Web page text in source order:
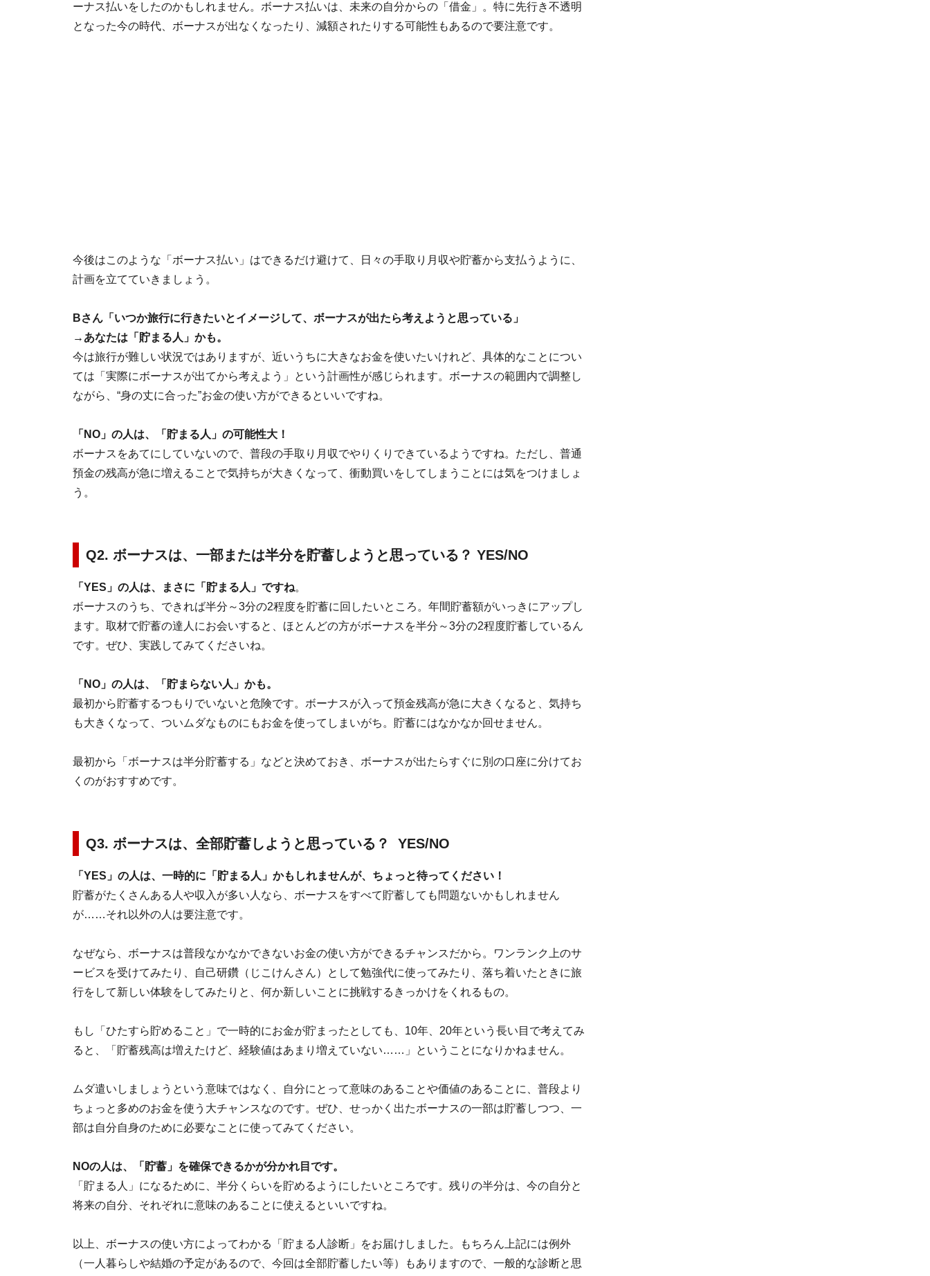
ーナス払いをしたのかもしれません。ボーナス払いは、未来の自分からの「借金」。特に先行き不透明
となった今の時代、ボーナスが出なくなったり、減額されたりする可能性もあるので要注意です。
今後はこのような「ボーナス払い」はできるだけ避けて、日々の手取り月収や貯蓄から支払うように、
計画を立てていきましょう。
Bさん「いつか旅行に行きたいとイメージして、ボーナスが出たら考えようと思っている」
→あなたは「貯まる人」かも。
今は旅行が難しい状況ではありますが、近いうちに大きなお金を使いたいけれど、具体的なことについ
ては「実際にボーナスが出てから考えよう」という計画性が感じられます。ボーナスの範囲内で調整し
ながら、“身の丈に合った”お金の使い方ができるといいですね。
「NO」の人は、
「貯まる人」の可能性大！
ボーナスをあてにしていないので、普段の手取り月収でやりくりできているようですね。ただし、普通
預金の残高が急に増えることで気持ちが大きくなって、衝動買いをしてしまうことには気をつけましょ
う。
Q2. ボーナスは、一部または半分を貯蓄しようと思っている？ YES/NO
「YES」の人は、まさに「貯まる人」ですね。
ボーナスのうち、できれば半分～3分の2程度を貯蓄に回したいところ。年間貯蓄額がいっきにアップし
ます。取材で貯蓄の達人にお会いすると、ほとんどの方がボーナスを半分～3分の2程度貯蓄しているん
です。ぜひ、実践してみてくださいね。
「NO」の人は、「貯まらない人」かも。
最初から貯蓄するつもりでいないと危険です。ボーナスが入って預金残高が急に大きくなると、気持ち
も大きくなって、ついムダなものにもお金を使ってしまいがち。貯蓄にはなかなか回せません。
最初から「ボーナスは半分貯蓄する」などと決めておき、ボーナスが出たらすぐに別の口座に分けてお
くのがおすすめです。
Q3. ボーナスは、全部貯蓄しようと思っている？ YES/NO
「YES」の人は、一時的に「貯まる人」かもしれませんが、ちょっと待ってください！
貯蓄がたくさんある人や収入が多い人なら、ボーナスをすべて貯蓄しても問題ないかもしれません
が……それ以外の人は要注意です。
なぜなら、ボーナスは普段なかなかできないお金の使い方ができるチャンスだから。ワンランク上のサ
ービスを受けてみたり、自己研鑽（じこけんさん）として勉強代に使ってみたり、落ち着いたときに旅
行をして新しい体験をしてみたりと、何か新しいことに挑戦するきっかけをくれるもの。
もし「ひたすら貯めること」で一時的にお金が貯まったとしても、10年、20年という長い目で考えてみ
ると、「貯蓄残高は増えたけど、経験値はあまり増えていない……」ということになりかねません。
ムダ遣いしましょうという意味ではなく、自分にとって意味のあることや価値のあることに、普段より
ちょっと多めのお金を使う大チャンスなのです。ぜひ、せっかく出たボーナスの一部は貯蓄しつつ、一
部は自分自身のために必要なことに使ってみてください。
NOの人は、「貯蓄」を確保できるかが分かれ目です。
「貯まる人」になるために、半分くらいを貯めるようにしたいところです。残りの半分は、今の自分と
将来の自分、それぞれに意味のあることに使えるといいですね。
以上、ボーナスの使い方によってわかる「貯まる人診断」をお届けしました。もちろん上記には例外
（一人暮らしや結婚の予定があるので、今回は全部貯蓄したい等）もありますので、一般的な診断と思